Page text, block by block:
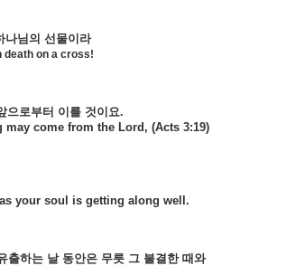
나님의 선물이라
death on a cross!
으로부터 이를 것이요.
come from the Lord, (Acts 3:19)
your soul is getting along well.
출하는 날 동안은 무릇 그 불결한 때와